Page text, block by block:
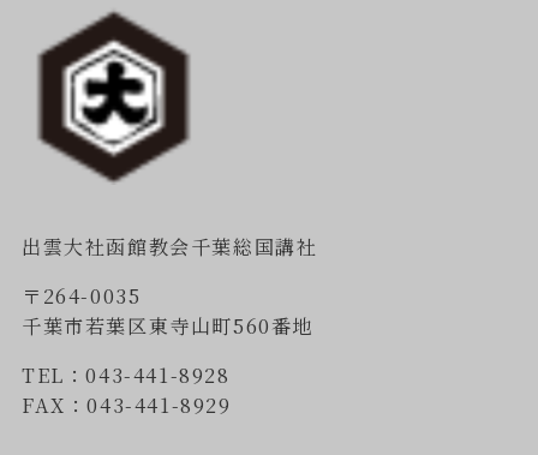
出雲大社函館教会千葉総国講社
〒264-0035
千葉市若葉区東寺山町560番地
TEL：043-441-8928
FAX：043-441-8929